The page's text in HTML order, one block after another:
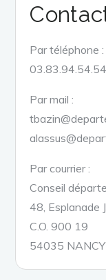
Par téléphone :
03.83.94.54.54
Par mail :
Par courrier :
Conseil
48, Esplanade
C.O. 900 19
54035